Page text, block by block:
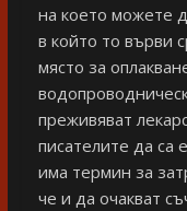
на което можете
в който то върви
място за
преживяват
писателите да са
има термин за
че и да очакват